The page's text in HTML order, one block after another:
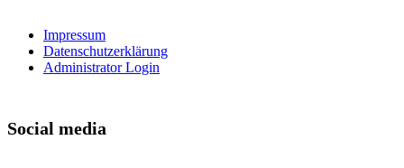
Impressum
Datenschutzerklärung
Administrator Login
Social media